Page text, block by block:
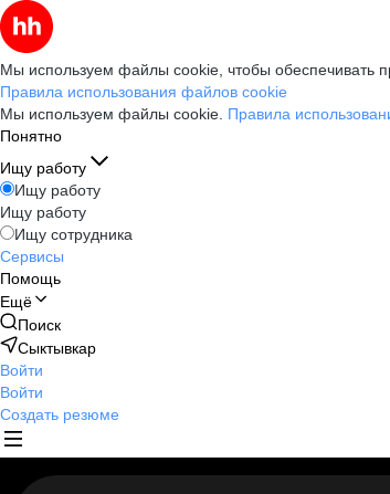
Мы используем файлы cookie, чтобы обеспечивать
Правила использования файлов cookie
Мы используем файлы cookie. Правила
Понятно
Ищу работу
Ищу работу
Ищу работу
Ищу сотрудника
Сервисы
Помощь
Ещё
Поиск
Сыктывкар
Войти
Войти
Создать резюме